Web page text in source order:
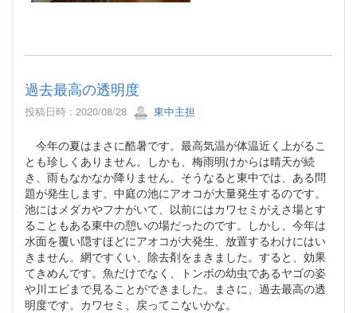
過去最高の透明度
投稿日時 : 2020/08/28 東中主担
今年の夏はまさに酷暑です。最高気温が体温近く上がるこ
とも珍しくありません。しかも、梅雨明けからは晴天が続
き、雨もなかなか降りません。そうなると東中では、ある問
題が発生します。中庭の池にアオコが大量発生するのです。
池にはメダカやフナがいて、以前にはカワセミがえさ場とす
ることもある東中の憩いの場だったのです。しかし、今年は
水面を覆い隠すほどにアオコが大発生、放置するわけにはい
きません。網ですくい、除去剤をまきました。すると、効果
てきめんです。魚だけでなく、トンボの幼虫であるヤゴの姿
や川エビまで見ることができました。まさに、過去最高の透
明度です。カワセミ、戻ってこないかな。